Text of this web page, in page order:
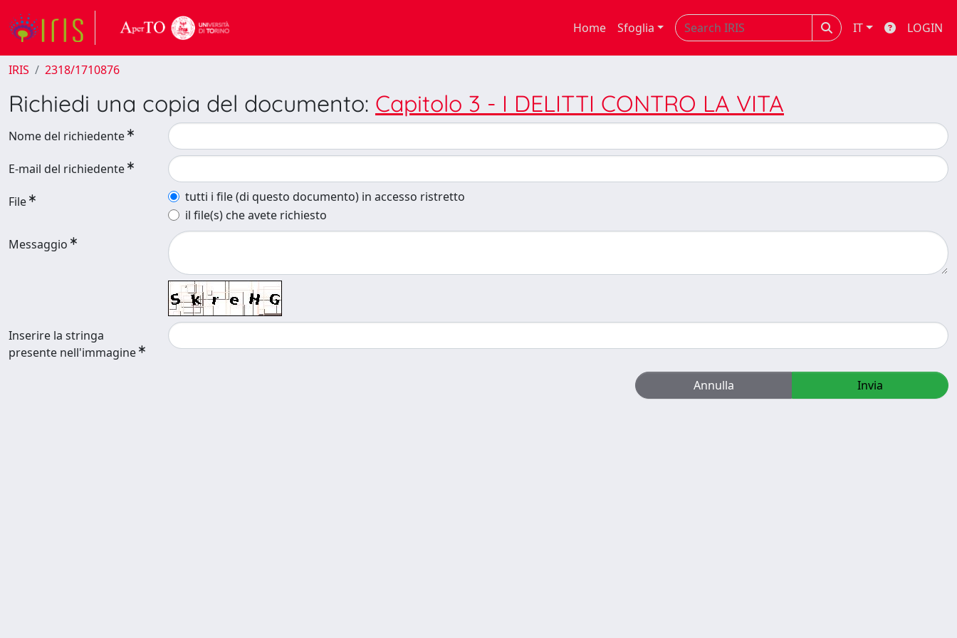
Home Sfoglia IT LOGIN
IRIS 2318/1710876
Richiedi una copia del documento: Capitolo 3 - I DELITTI CONTRO LA VITA
Nome del richiedente
E-mail del richiedente
File
tutti i file (di questo documento) in accesso ristretto
il file(s) che avete richiesto
Messaggio
Inserire la stringa
presente nell'immagine
Annulla Invia